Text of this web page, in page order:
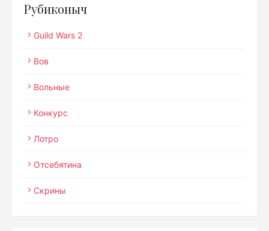
Рубиконыч
Guild Wars 2
Вов
Вольные
Конкурс
Лотро
Отсебятина
Скрины